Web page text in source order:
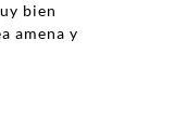
bien
amena y